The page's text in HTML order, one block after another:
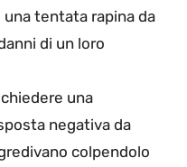
tentata rapina da
di un loro
una
negativa da
colpendolo